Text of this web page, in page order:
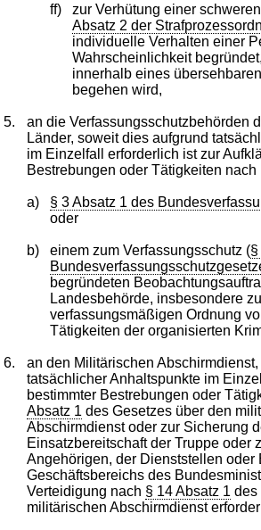
ff) zur Verhütung einer
Absatz 2 der
individuelle Verhalten einer
Wahrscheinlichkeit
innerhalb eines
begehen wird,
5.
an die Verfassungsschutzbehörden
Länder, soweit dies aufgrund
im Einzelfall erforderlich ist zur
Bestrebungen oder Tätigkeiten nach
a)
§ 3 Absatz 1 des
oder
b) einem zum Verfassungsschutz (§
begründeten
Landesbehörde, insbesondere
verfassungsmäßigen Ordnung
Tätigkeiten der organisierten
6.
an den Militärischen
tatsächlicher Anhaltspunkte im
bestimmter Bestrebungen oder
Absatz 1 des Gesetzes über den
Abschirmdienst oder zur Sicherung
Einsatzbereitschaft der Truppe oder
Angehörigen, der Dienststellen oder
Geschäftsbereichs des
Verteidigung nach § 14 Absatz 1 des
militärischen Abschirmdienst